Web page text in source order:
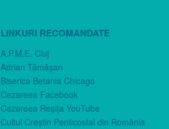
LINKURI RECOMANDATE
A.P.M.E. Cluj
Adrian Tămăşan
Biserica Betania Chicago
Cezareea Facebook
Cezareea Reşiţa YouTube
Cultul Creştin Penticostal din România